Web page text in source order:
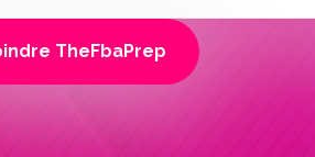
TheFbaPrep